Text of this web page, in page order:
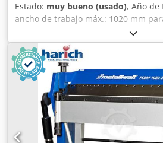
Estado: muy bueno (usado), Año de
ancho de trabajo máx.: 1020 mm
resistencia de 40 kg) hasta: 2 mm
10 x s Csdpfx Abey S Abueuorf
s apertura del travesaño superior:
posición de trabajo del travesaño
en altura del travesaño inferior: 60
(AnxAl): 165 x 125 mm espacio
mm altura con contrapeso elevado: